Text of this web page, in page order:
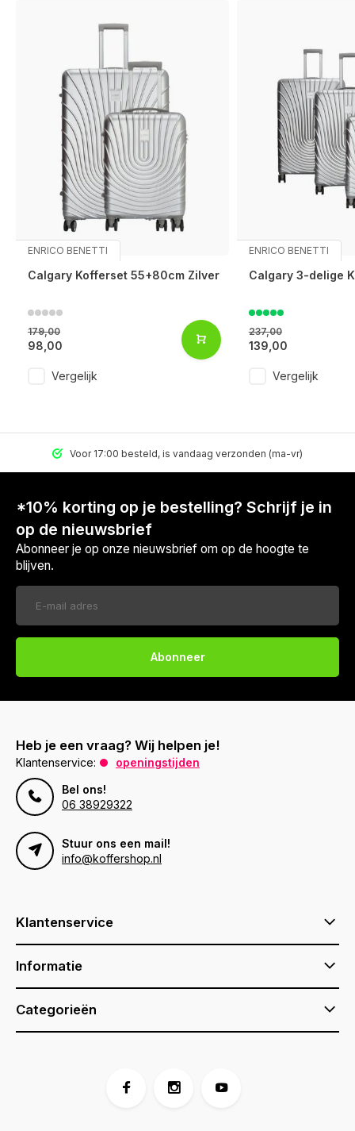
ENRICO BENETTI
Calgary Kofferset 55+80cm Zilver
179,00
98,00
Vergelijk
ENRICO BENETTI
Calgary 3-delige
237,00
139,00
Vergelijk
Voor 17:00 besteld, is vandaag verzonden (ma-vr)
*10% korting op je bestelling? Schrijf je in
op de nieuwsbrief
Abonneer je op onze nieuwsbrief om op de hoogte te
blijven.
Abonneer
Heb je een vraag? Wij helpen je!
Klantenservice:
openingstijden
Bel ons!
06 38929322
Stuur ons een mail!
info@koffershop.nl
Klantenservice
Informatie
Categorieën